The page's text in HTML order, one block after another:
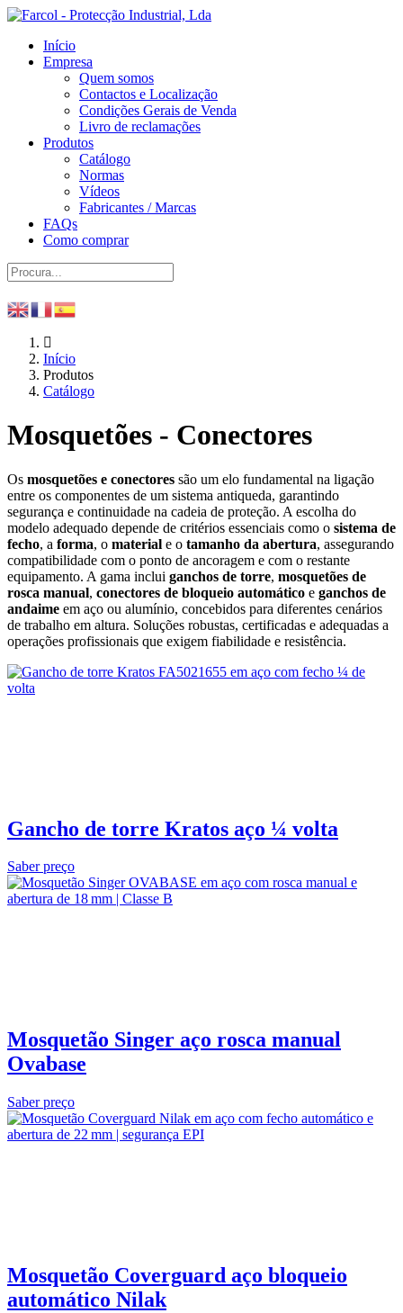
Início
Empresa
Quem somos
Contactos e Localização
Condições Gerais de Venda
Livro de reclamações
Produtos
Catálogo
Normas
Vídeos
Fabricantes / Marcas
FAQs
Como comprar
Início
Produtos
Catálogo
Mosquetões - Conectores
Os mosquetões e conectores são um elo fundamental na ligação
entre os componentes de um sistema antiqueda, garantindo
segurança e continuidade na cadeia de proteção. A escolha do
modelo adequado depende de critérios essenciais como o sistema de
fecho, a forma, o material e o tamanho da abertura, assegurando
compatibilidade com o ponto de ancoragem e com o restante
equipamento. A gama inclui ganchos de torre, mosquetões de
rosca manual, conectores de bloqueio automático e ganchos de
andaime em aço ou alumínio, concebidos para diferentes cenários
de trabalho em altura. Soluções robustas, certificadas e adequadas a
operações profissionais que exigem fiabilidade e resistência.
Gancho de torre Kratos aço ¼ volta
Saber preço
Mosquetão Singer aço rosca manual
Ovabase
Saber preço
Mosquetão Coverguard aço bloqueio
automático Nilak